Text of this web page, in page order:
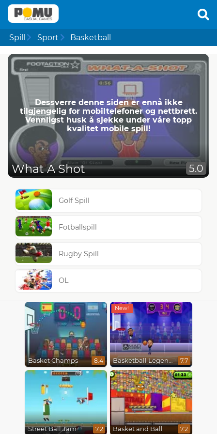
Spill Sport Basketball
Dessverre denne siden er ennå ikke
tilgjengelig for mobiltelefoner og nettbrett.
Vennligst husk å sjekke under våre topp
kvalitet mobile spill!
What A Shot 5.0
Golf Spill
Fotballspill
Rugby Spill
OL
Basket Champs 8.4 Basketball Legends 2020 7.7
Street Ball Jam 7.2 Basket and Ball 7.2